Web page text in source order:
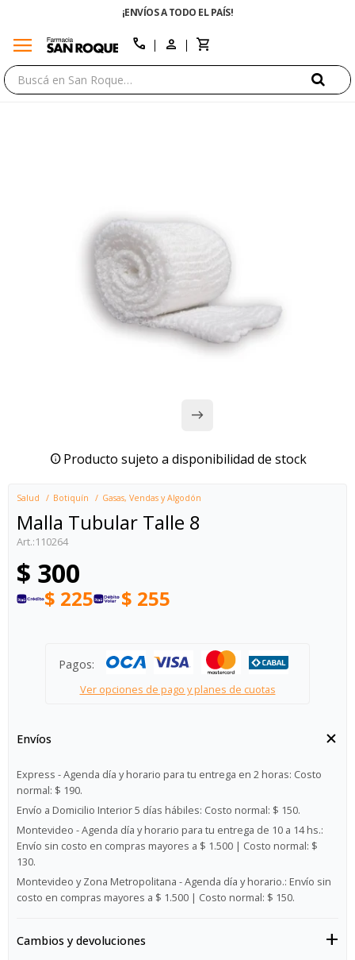
¡ENVÍOS A TODO EL PAÍS!
menu call
Producto sujeto a disponibilidad de stock
Salud Botiquín Gasas, Vendas y Algodón
Malla Tubular Talle 8
110264
$ 300
$ 225 $ 255
Pagos:
Ver opciones de pago y planes de cuotas
Envíos
Express - Agenda día y horario para tu entrega en 2 horas: Costo
normal: $ 190.
Envío a Domicilio Interior 5 días hábiles: Costo normal: $ 150.
Montevideo - Agenda día y horario para tu entrega de 10 a 14 hs.:
Envío sin costo en compras mayores a $ 1.500 | Costo normal: $
130.
Montevideo y Zona Metropolitana - Agenda día y horario.: Envío sin
costo en compras mayores a $ 1.500 | Costo normal: $ 150.
Cambios y devoluciones
close